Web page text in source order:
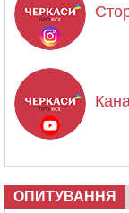
ОПИТУВАННЯ